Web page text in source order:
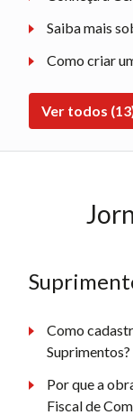
Saiba mais
Como criar
Ver todos
Como
Suprimentos?
Por que a
Fiscal de